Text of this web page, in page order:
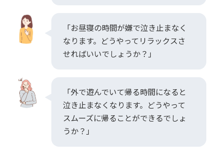
「お昼寝の時間が嫌で泣き止まなく
なります。どうやってリラックスさ
せればいいでしょうか？」
「外で遊んでいて帰る時間になると
泣き止まなくなります。どうやって
スムーズに帰ることができるでしょ
うか？」